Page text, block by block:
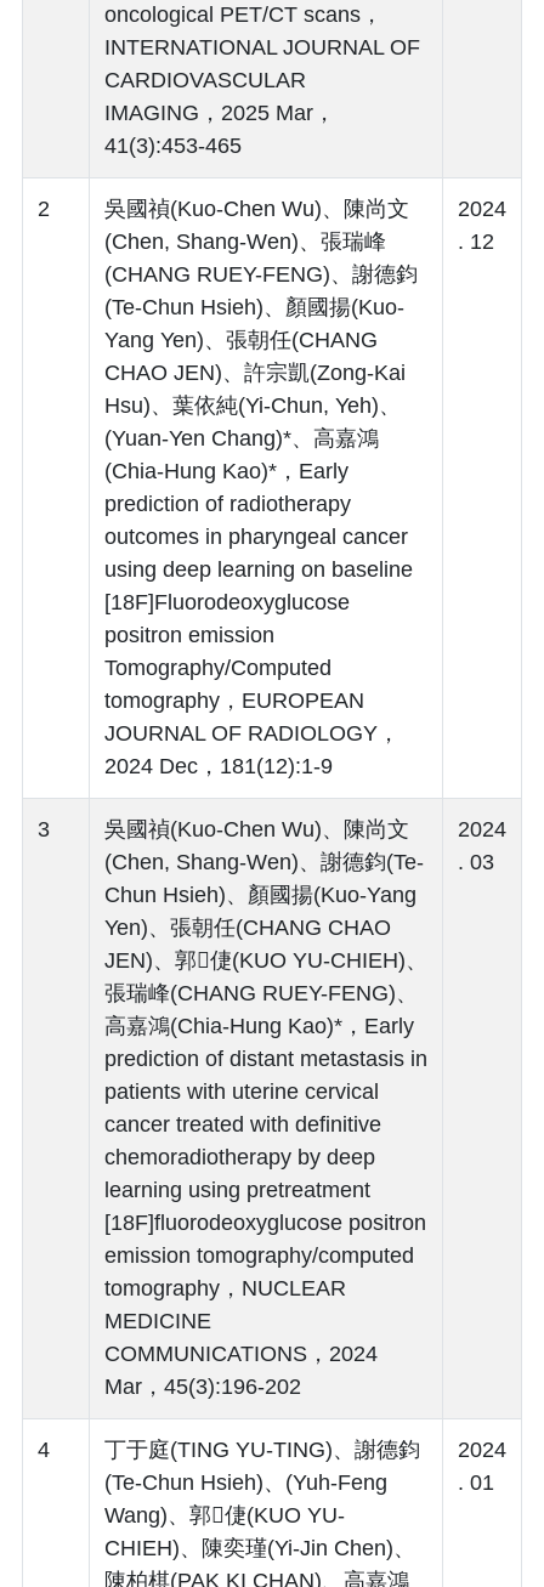
oncological PET/CT scans，
INTERNATIONAL JOURNAL OF
CARDIOVASCULAR
IMAGING，2025 Mar，
41(3):453-465
2
吳國禎(Kuo-Chen Wu)、陳尚文
(Chen, Shang-Wen)、張瑞峰
(CHANG RUEY-FENG)、謝德鈞
(Te-Chun Hsieh)、顏國揚(Kuo-
Yang Yen)、張朝任(CHANG
CHAO JEN)、許宗凱(Zong-Kai
Hsu)、葉依純(Yi-Chun, Yeh)、
(Yuan-Yen Chang)*、高嘉鴻
(Chia-Hung Kao)*，Early
prediction of radiotherapy
outcomes in pharyngeal cancer
using deep learning on baseline
[18F]Fluorodeoxyglucose
positron emission
Tomography/Computed
tomography，EUROPEAN
JOURNAL OF RADIOLOGY，
2024 Dec，181(12):1-9
2024
. 12
3
吳國禎(Kuo-Chen Wu)、陳尚文
(Chen, Shang-Wen)、謝德鈞(Te-
Chun Hsieh)、顏國揚(Kuo-Yang
Yen)、張朝任(CHANG CHAO
JEN)、郭倢(KUO YU-CHIEH)、
張瑞峰(CHANG RUEY-FENG)、
高嘉鴻(Chia-Hung Kao)*，Early
prediction of distant metastasis in
patients with uterine cervical
cancer treated with definitive
chemoradiotherapy by deep
learning using pretreatment
[18F]fluorodeoxyglucose positron
emission tomography/computed
tomography，NUCLEAR
MEDICINE
COMMUNICATIONS，2024
Mar，45(3):196-202
2024
. 03
4
丁于庭(TING YU-TING)、謝德鈞
(Te-Chun Hsieh)、(Yuh-Feng
Wang)、郭倢(KUO YU-
CHIEH)、陳奕瑾(Yi-Jin Chen)、
陳柏棋(PAK KI CHAN)、高嘉鴻
2024
. 01